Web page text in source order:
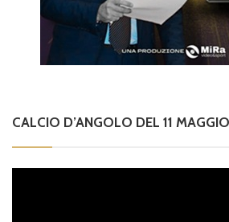
CALCIO D’ANGOLO DEL 11